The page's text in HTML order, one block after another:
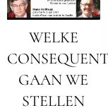
WELKE
GAAN WE
STELLEN